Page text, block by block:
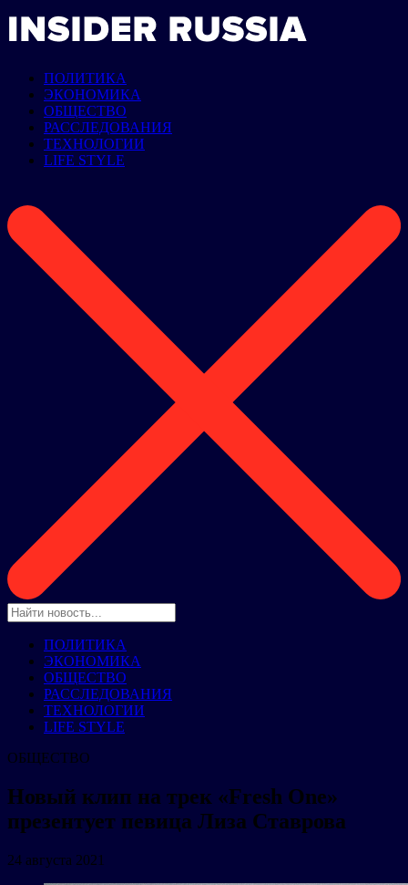
ПОЛИТИКА
ЭКОНОМИКА
ОБЩЕСТВО
РАССЛЕДОВАНИЯ
ТЕХНОЛОГИИ
LIFE STYLE
ПОЛИТИКА
ЭКОНОМИКА
ОБЩЕСТВО
РАССЛЕДОВАНИЯ
ТЕХНОЛОГИИ
LIFE STYLE
ОБЩЕСТВО
Новый клип на трек «Fresh One»
презентует певица Лиза Ставрова
24 августа 2021